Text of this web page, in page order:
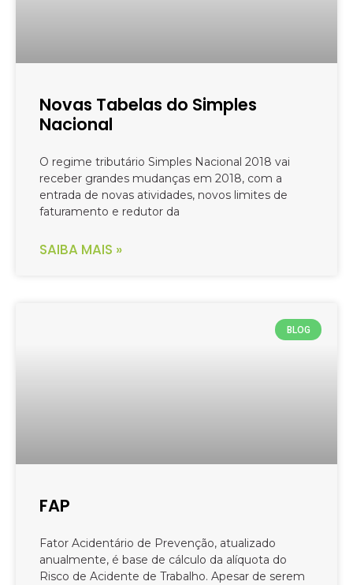
Novas Tabelas do Simples
Nacional
O regime tributário Simples Nacional 2018 vai
receber grandes mudanças em 2018, com a
entrada de novas atividades, novos limites de
faturamento e redutor da
SAIBA MAIS »
BLOG
FAP
Fator Acidentário de Prevenção, atualizado
anualmente, é base de cálculo da alíquota do
Risco de Acidente de Trabalho. Apesar de serem